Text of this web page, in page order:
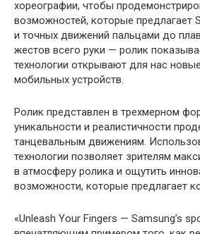
хореографии, чтобы
возможностей, которые предлагает
и точных движений пальцами до
жестов всего руки — ролик
технологии открывают для нас
мобильных устройств.
Ролик представлен в трехмерном
уникальности и реалистичности
танцевальным движениям.
технологии позволяет зрителям
в атмосферу ролика и ощутить
возможности, которые предлагает
«Unleash Your Fingers — Samsung’s